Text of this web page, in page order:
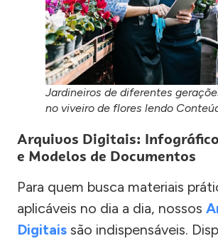
Jardineiros de diferentes
no viveiro de flores lendo
Arquivos Digitais:
e Modelos de Documentos
Para quem busca materiais
aplicáveis no dia a dia, nossos
Digitais são indispensáveis.